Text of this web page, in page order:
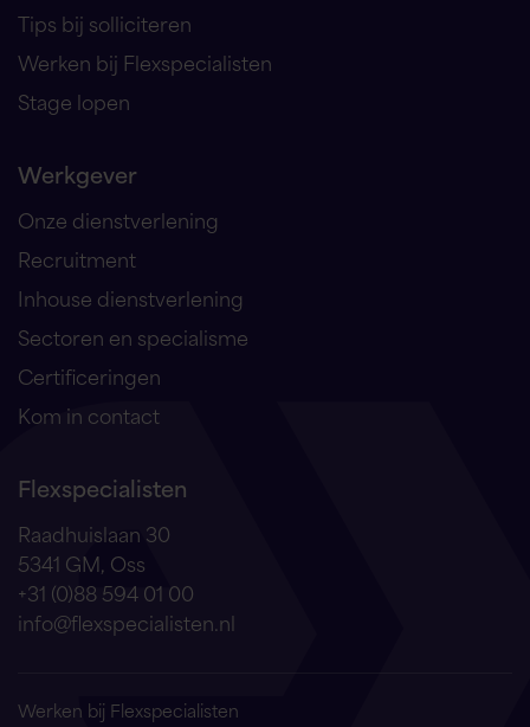
Tips bij solliciteren
Werken bij Flexspecialisten
Stage lopen
Werkgever
Onze dienstverlening
Recruitment
Inhouse dienstverlening
Sectoren en specialisme
Certificeringen
Kom in contact
Flexspecialisten
Raadhuislaan 30
5341 GM, Oss
+31 (0)88 594 01 00
info@flexspecialisten.nl
Werken bij Flexspecialisten